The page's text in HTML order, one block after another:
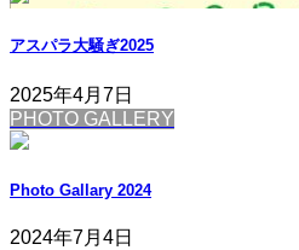
アスパラ大騒ぎ2025
2025年4月7日
PHOTO GALLERY
Photo Gallary 2024
2024年7月4日